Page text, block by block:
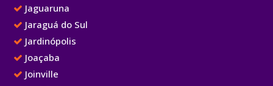
Jaguaruna
Jaraguá do Sul
Jardinópolis
Joaçaba
Joinville